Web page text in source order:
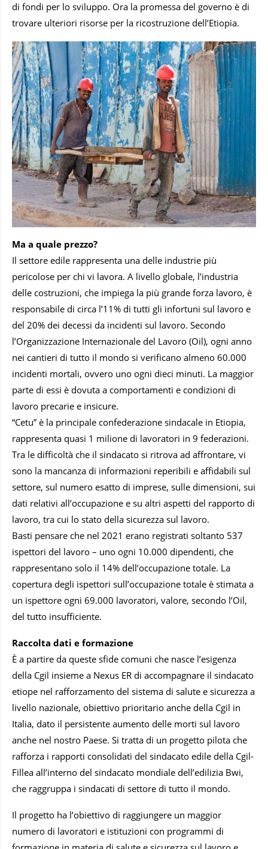
di fondi per lo sviluppo. Ora la promessa del governo è di
trovare ulteriori risorse per la ricostruzione dell’Etiopia.
Ma a quale prezzo?
Il settore edile rappresenta una delle industrie più
pericolose per chi vi lavora. A livello globale, l’industria
delle costruzioni, che impiega la più grande forza lavoro, è
responsabile di circa l’11% di tutti gli infortuni sul lavoro e
del 20% dei decessi da incidenti sul lavoro. Secondo
l’Organizzazione Internazionale del Lavoro (Oil), ogni anno
nei cantieri di tutto il mondo si verificano almeno 60.000
incidenti mortali, ovvero uno ogni dieci minuti. La maggior
parte di essi è dovuta a comportamenti e condizioni di
lavoro precarie e insicure.
“Cetu” è la principale confederazione sindacale in Etiopia,
rappresenta quasi 1 milione di lavoratori in 9 federazioni.
Tra le difficoltà che il sindacato si ritrova ad affrontare, vi
sono la mancanza di informazioni reperibili e affidabili sul
settore, sul numero esatto di imprese, sulle dimensioni, sui
dati relativi all’occupazione e su altri aspetti del rapporto di
lavoro, tra cui lo stato della sicurezza sul lavoro.
Basti pensare che nel 2021 erano registrati soltanto 537
ispettori del lavoro – uno ogni 10.000 dipendenti, che
rappresentano solo il 14% dell’occupazione totale. La
copertura degli ispettori sull’occupazione totale è stimata a
un ispettore ogni 69.000 lavoratori, valore, secondo l’Oil,
del tutto insufficiente.
Raccolta dati e formazione
È a partire da queste sfide comuni che nasce l’esigenza
della Cgil insieme a Nexus ER di accompagnare il sindacato
etiope nel rafforzamento del sistema di salute e sicurezza a
livello nazionale, obiettivo prioritario anche della Cgil in
Italia, dato il persistente aumento delle morti sul lavoro
anche nel nostro Paese. Si tratta di un progetto pilota che
rafforza i rapporti consolidati del sindacato edile della Cgil-
Fillea all’interno del sindacato mondiale dell’edilizia Bwi,
che raggruppa i sindacati di settore di tutto il mondo.
Il progetto ha l’obiettivo di raggiungere un maggior
numero di lavoratori e istituzioni con programmi di